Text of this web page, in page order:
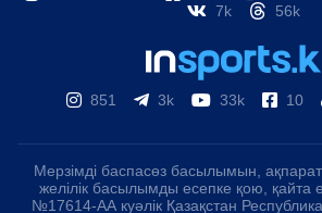
7k
56k
851 3k 33k 10
Мерзімді баспасөз басылымын,
желілік басылымды есепке қою, қайта
№17614-АА куәлік Қазақстан